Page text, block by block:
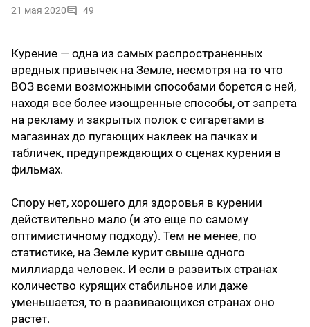
21 мая 2020 49
Курение — одна из самых распространенных
вредных привычек на Земле, несмотря на то что
ВОЗ всеми возможными способами борется с ней,
находя все более изощренные способы, от запрета
на рекламу и закрытых полок с сигаретами в
магазинах до пугающих наклеек на пачках и
табличек, предупреждающих о сценах курения в
фильмах.
Спору нет, хорошего для здоровья в курении
действительно мало (и это еще по самому
оптимистичному подходу). Тем не менее, по
статистике, на Земле курит свыше одного
миллиарда человек. И если в развитых странах
количество курящих стабильное или даже
уменьшается, то в развивающихся странах оно
растет.